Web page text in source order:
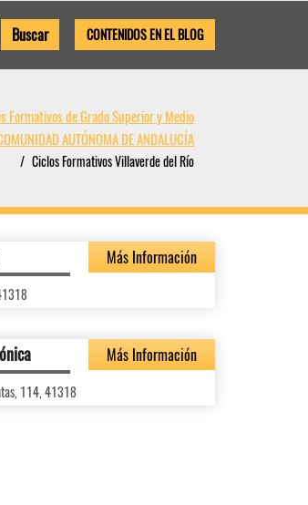
CONTENIDOS EN EL BLOG
Formativos de Grado Superior y Medio
AUTÓNOMA DE ANDALUCÍA
Ciclos Formativos Villaverde del Río
Más Información
Más Información
114, 41318